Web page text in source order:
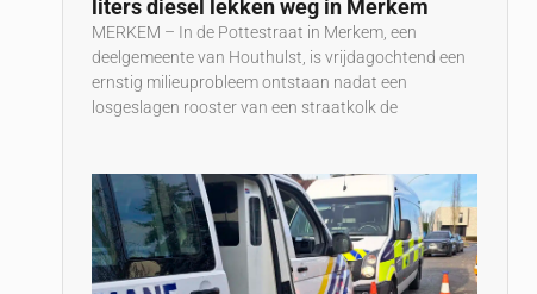
liters diesel lekken weg in Merkem
MERKEM – In de Pottestraat in Merkem, een
deelgemeente van Houthulst, is vrijdagochtend een
ernstig milieuprobleem ontstaan nadat een
losgeslagen rooster van een straatkolk de